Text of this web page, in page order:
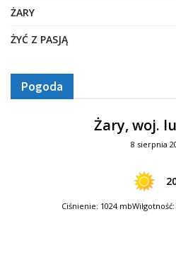
ŻARY
ŻYĆ Z PASJĄ
Pogoda
Żary, woj.
8 sierpnia
Ciśnienie: 1024 mbWilgotność: